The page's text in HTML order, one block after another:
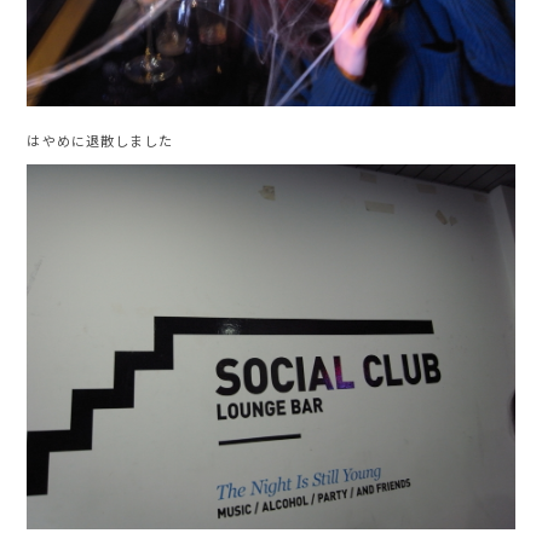
はやめに退散しました